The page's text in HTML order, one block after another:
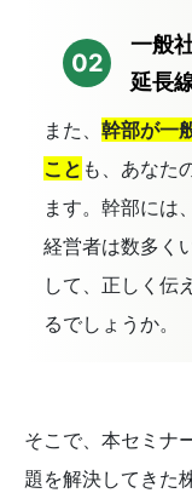
02
一般
延長
また、 幹部が一
こと も、あなた
ます。幹部には
経営者は数多く
して、正しく伝
るでしょうか。
そこで、本セミナ
題を解決してきた